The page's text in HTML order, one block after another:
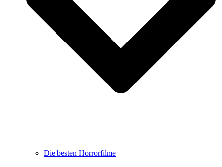
Die besten Horrorfilme